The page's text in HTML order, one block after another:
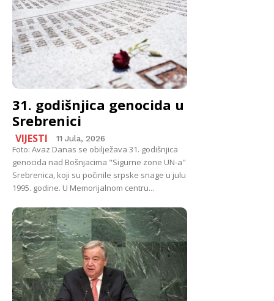
31. godišnjica genocida u
Srebrenici
VIJESTI 11 Jula, 2026
Foto: Avaz Danas se obilježava 31. godišnjica
genocida nad Bošnjacima "Sigurne zone UN-a"
Srebrenica, koji su počinile srpske snage u julu
1995. godine. U Memorijalnom centru...